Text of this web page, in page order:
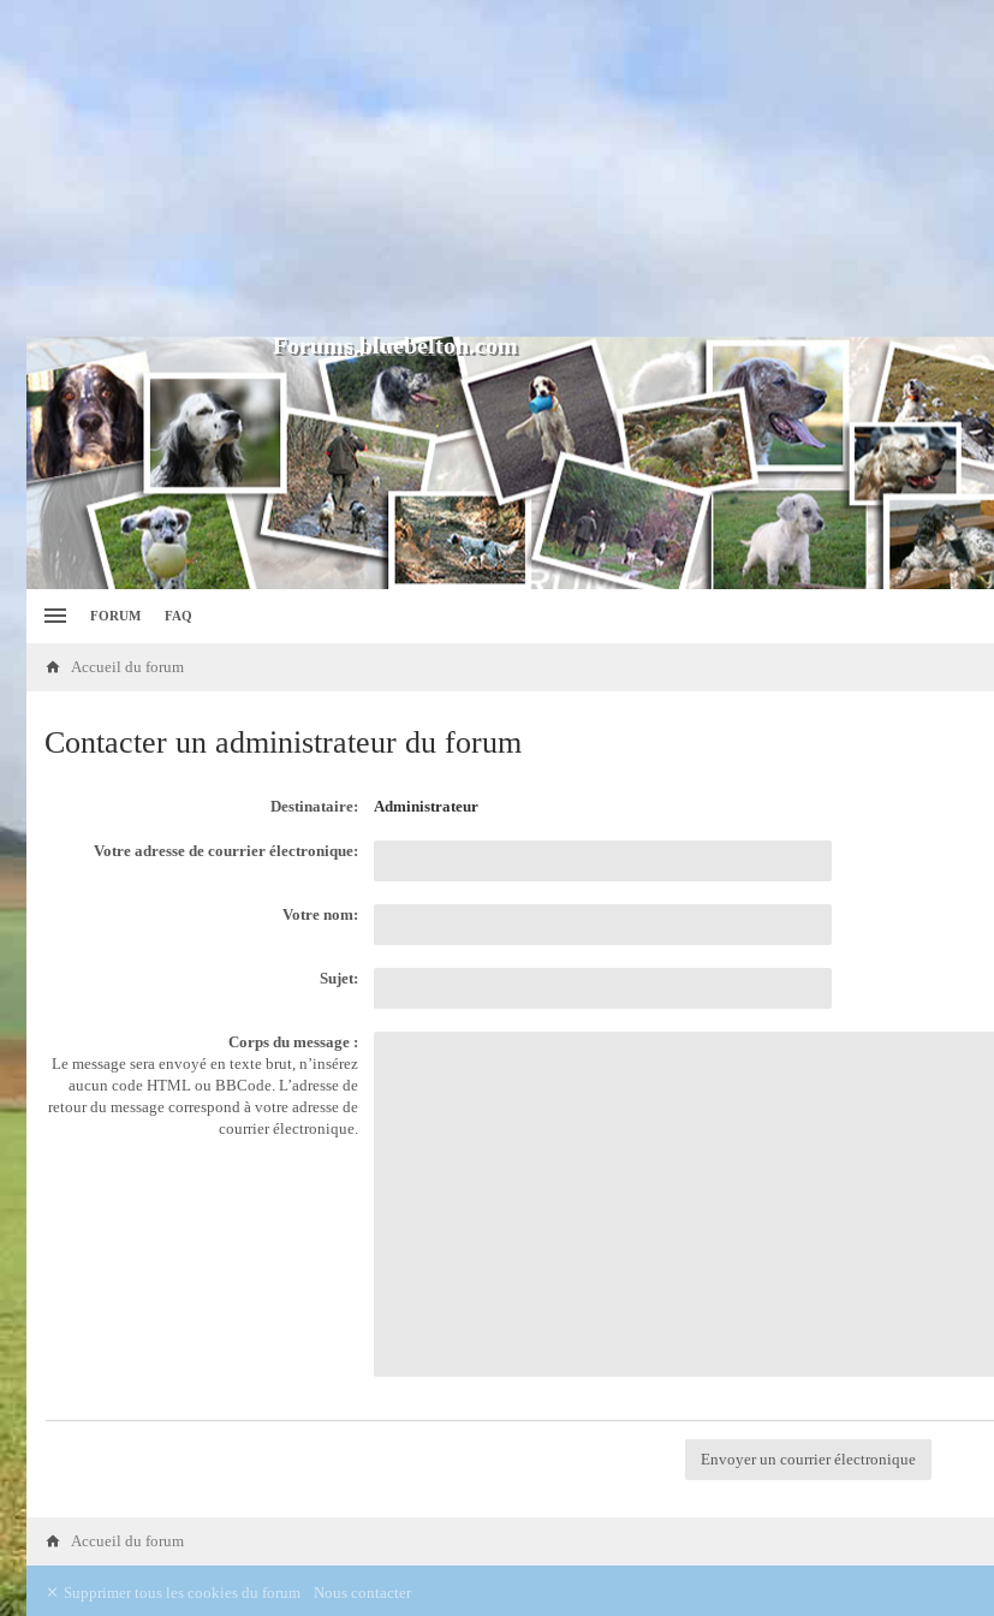
Forums.bluebelton.com
FORUM FAQ
Accueil du forum
Contacter un administrateur du forum
Destinataire: Administrateur
Votre adresse de courrier électronique:
Votre nom:
Sujet:
Corps du message :
Le message sera envoyé en texte brut, n’insérez
aucun code HTML ou BBCode. L’adresse de
retour du message correspond à votre adresse de
courrier électronique.
Accueil du forum
Supprimer tous les cookies du forum Nous contacter